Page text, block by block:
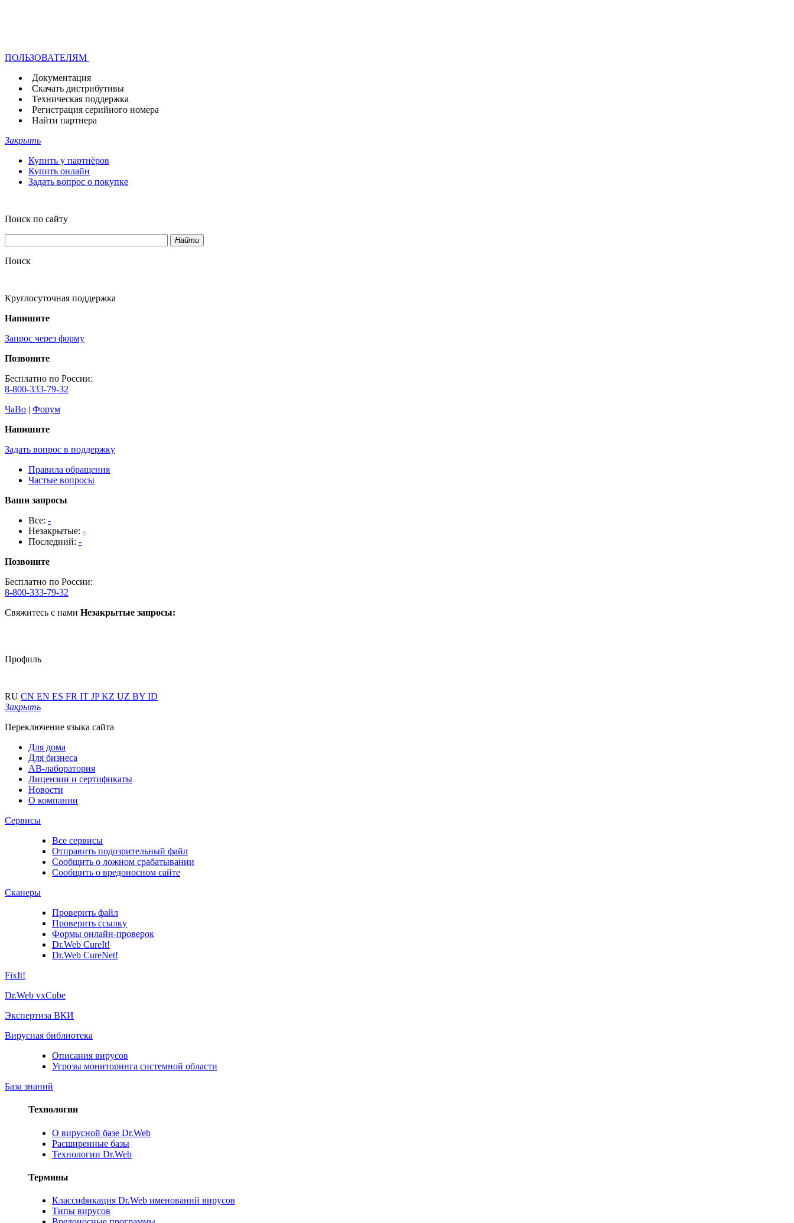
ПОЛЬЗОВАТЕЛЯМ
Документация
Скачать дистрибутивы
Техническая поддержка
Регистрация серийного номера
Найти партнера
Закрыть
Купить у партнёров
Купить онлайн
Задать вопрос о покупке
Поиск по сайту
Найти
Поиск
Круглосуточная поддержка
Напишите
Запрос через форму
Позвоните
Бесплатно по России:
8-800-333-79-32
ЧаВо | Форум
Напишите
Задать вопрос в поддержку
Правила обращения
Частые вопросы
Ваши запросы
Все: -
Незакрытые: -
Последний: -
Позвоните
Бесплатно по России:
8-800-333-79-32
Свяжитесь с нами Незакрытые запросы:
Профиль
RU CN EN ES FR IT JPKZ UZ BY ID
Закрыть
Переключение языка сайта
Для дома
Для бизнеса
АВ-лаборатория
Лицензии и сертификаты
Новости
О компании
Сервисы
Все сервисы
Отправить подозрительный файл
Сообщить о ложном срабатывании
Сообщить о вредоносном сайте
Сканеры
Проверить файл
Проверить ссылку
Формы онлайн-проверок
Dr.Web CureIt!
Dr.Web CureNet!
FixIt!
Dr.Web vxCube
Экспертиза ВКИ
Вирусная библиотека
Описания вирусов
Угрозы мониторинга системной области
База знаний
Технологии
О вирусной базе Dr.Web
Расширенные базы
Технологии Dr.Web
Термины
Классификация Dr.Web именований вирусов
Типы вирусов